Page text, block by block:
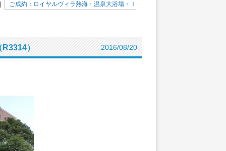
ご成約：ロイヤルヴィラ熱海・温泉大浴場・Ｉ
） 2016/08/20